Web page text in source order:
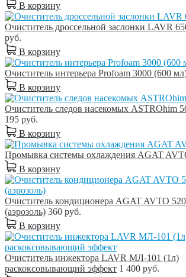
В корзину
Очиститель дроссельной заслонки LAVR
руб.
В корзину
Очиститель интерьера Profoam 3000 (600
В корзину
Очиститель следов насекомых ASTROhim
195 руб.
В корзину
Промывка системы охлаждения AGAT
В корзину
Очиститель кондиционера AGAT AVTO
(аэрозоль) 360 руб.
В корзину
Очиститель инжектора LAVR МЛ-101 (1л)
раскоксовывающий эффект 1 400 руб.